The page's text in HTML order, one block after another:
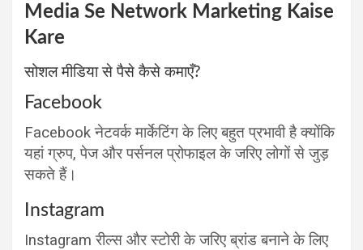
Media Se Network Marketing Kaise
Kare
सोशल मीडिया से पैसे कैसे कमाएँ?
Facebook
Facebook नेटवर्क मार्केटिंग के लिए बहुत प्रभावी है क्योंकि
यहां ग्रुप, पेज और पर्सनल प्रोफाइल के जरिए लोगों से जुड़
सकते हैं।
Instagram
Instagram रील्स और स्टोरी के जरिए ब्रांड बनाने के लिए